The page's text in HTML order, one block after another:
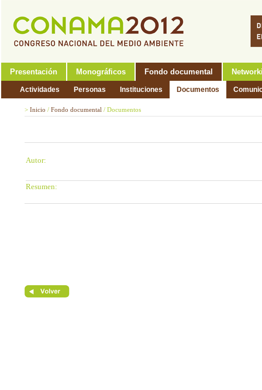
Presentación Monográficos Fondo documental
Actividades Personas Instituciones Documentos
> Inicio / Fondo documental / Documentos
Autor:
Resumen: